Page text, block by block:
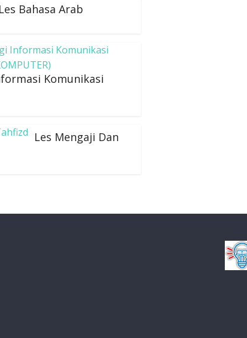
Les Bahasa Arab
Komunikasi
Les Mengaji Dan